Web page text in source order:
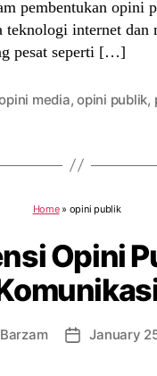
pembentukan opini
teknologi internet dan
pesat seperti […]
media,opini publik,
Home» opini publik
Opini
Barzam
PostJanuary